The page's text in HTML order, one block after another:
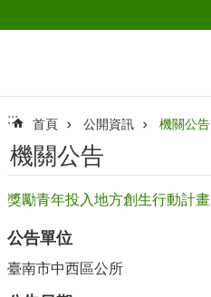
::: 首頁 公開資訊 機關公告
機關公告
獎勵青年投入地方創生行動計畫
公告單位
臺南市中西區公所